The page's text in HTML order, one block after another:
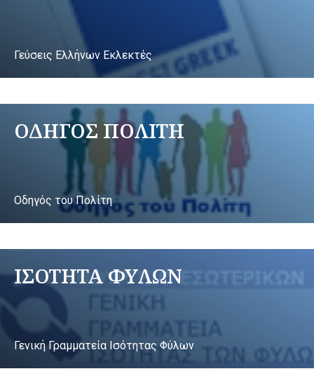
Γεύσεις Ελλήνων Εκλεκτές
ΟΔΗΓΟΣ ΠΟΛΙΤΗ
Οδηγός του Πολίτη
ΙΣΟΤΗΤΑ ΦΥΛΩΝ
Γενική Γραμματεία Ισότητας Φύλων